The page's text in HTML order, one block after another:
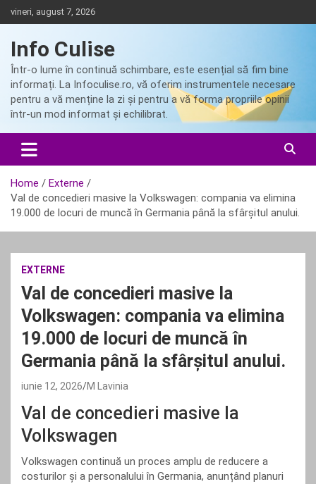
Skip
to
vineri, august 7, 2026
Info Culise
Într-o lume în continuă schimbare, este esențial să fim bine
informați. La Infoculise.ro, vă oferim instrumentele necesare
pentru a vă menține la zi și pentru a vă forma propriile opinii
într-un mod informat și echilibrat.
Home
Externe
Val de concedieri masive la Volkswagen: compania va elimina
19.000 de locuri de muncă în Germania până la sfârșitul anului.
EXTERNE
Val de concedieri masive la
Volkswagen: compania va elimina
19.000 de locuri de muncă în
Germania până la sfârșitul anului.
iunie 12, 2026 M Lavinia
Val de concedieri masive la
Volkswagen
Volkswagen continuă un proces amplu de reducere a
costurilor și a personalului în Germania, anunțând planuri